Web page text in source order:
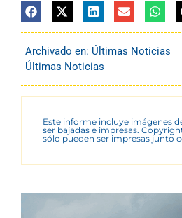
Archivado en: Últimas Noticias
Últimas Noticias
Este informe incluye imágenes
ser bajadas e impresas.
sólo pueden ser impresas junto